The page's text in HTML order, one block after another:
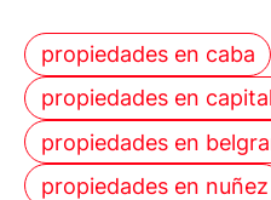
propiedades en caba
propiedades en
propiedades en
propiedades en nuñez